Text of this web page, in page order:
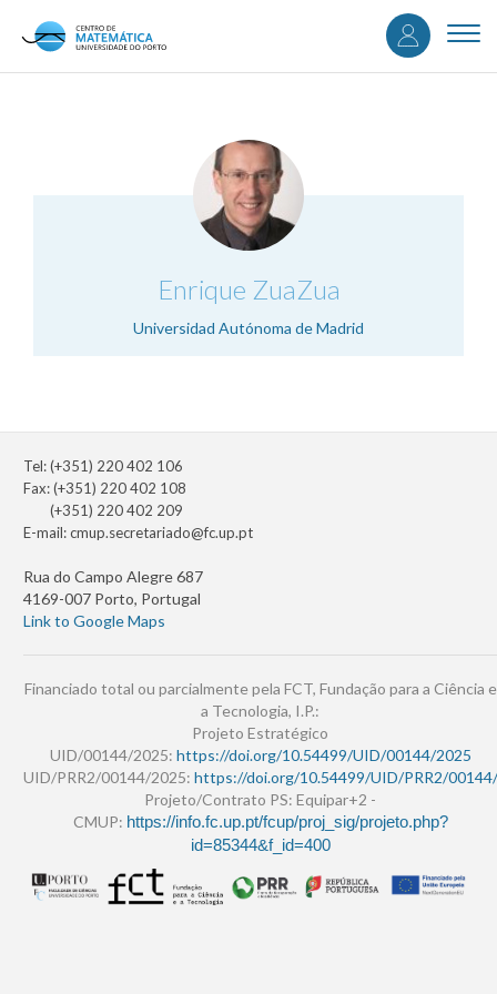
content
User
Enrique ZuaZua
Universidad Autónoma de Madrid
.
Tel: (+351) 220 402 106
Fax: (+351) 220 402 108
(+351) 220 402 209
E-mail:cmup.secretariado@fc.up.pt
Rua do Campo Alegre 687
4169-007 Porto, Portugal
Link to Google Maps
Financiado total ou parcialmente pela FCT, Fundação para a Ciência e
a Tecnologia, I.P.:
Projeto Estratégico
UID/00144/2025: https://doi.org/10.54499/UID/00144/2025
UID/PRR2/00144/2025: https://doi.org/10.54499/UID/PRR2/
Projeto/Contrato PS: Equipar+2 -
CMUP: https://info.fc.up.pt/fcup/proj_sig/projeto.php?
id=85344&f_id=400